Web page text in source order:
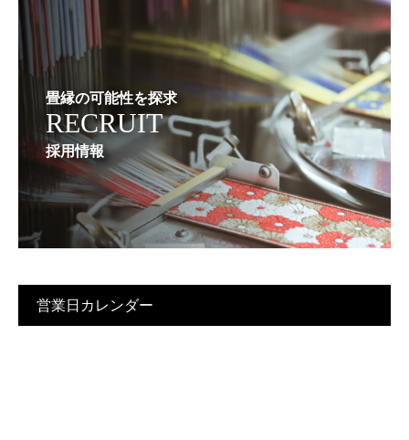
畳縁の可能性を探求
RECRUIT
採用情報
営業日カレンダー